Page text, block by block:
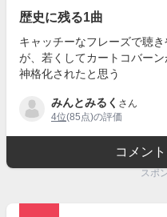
歴史に残る1曲
キャッチーなフレーズで聴
が、若くしてカートコバー
神格化されたと思う
みんとみるく さん
4位(85点)の評価
コメン
スポ